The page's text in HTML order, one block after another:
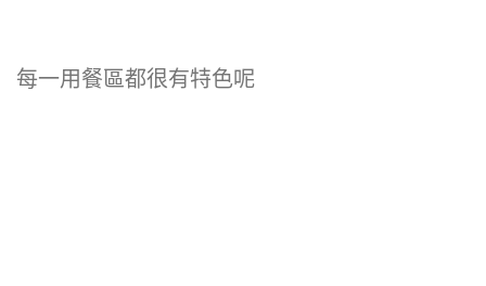
每一用餐區都很有特色呢